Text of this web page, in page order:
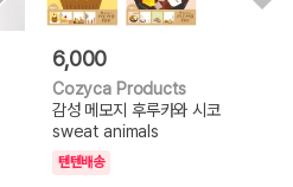
6,000
Cozyca Products
감성 메모지 후루카와 시코
sweat animals
텐텐배송